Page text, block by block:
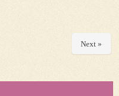
Next »